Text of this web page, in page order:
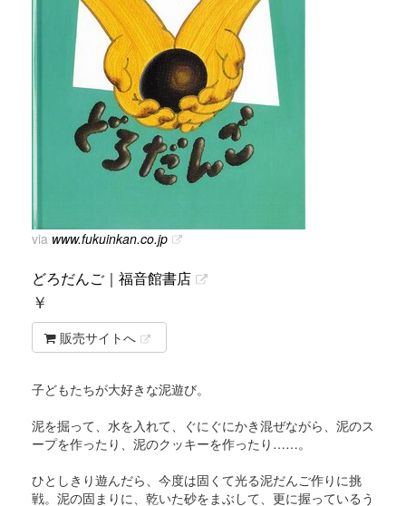
via www.fukuinkan.co.jp
どろだんご｜福音館書店
￥
販売サイトへ
子どもたちが大好きな泥遊び。
泥を掘って、水を入れて、ぐにぐにかき混ぜながら、泥のス
ープを作ったり、泥のクッキーを作ったり……。
ひとしきり遊んだら、今度は固くて光る泥だんご作りに挑
戦。泥の固まりに、乾いた砂をまぶして、更に握っているう